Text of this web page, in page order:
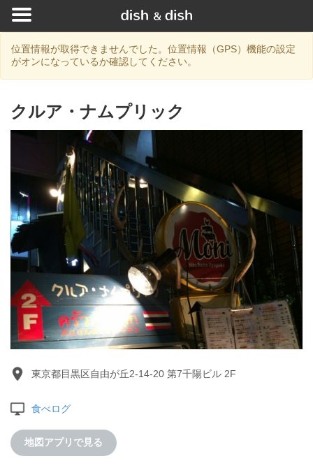
位置情報が取得できませんでした。位置情報（GPS）機能の設定
がオンになっているか確認してください。
クルア・ナムプリック
東京都目黒区自由が丘2-14-20 第7千陽ビル 2F
食べログ
地図アプリで見る